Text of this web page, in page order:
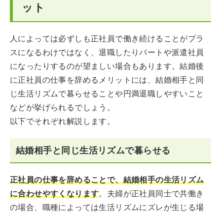
ット
人によっては必ずしも正社員で働き続けることがプラ
スになるわけではなく、退職したりパートや派遣社員
になったりするのが望ましい場合もあります。結婚後
に正社員の仕事を辞めるメリットには、結婚相手と同
じ生活リズムで暮らせることや円満退職しやすいこと
などが挙げられるでしょう。
以下でそれぞれ解説します。
結婚相手と同じ生活リズムで暮らせる
正社員の仕事を辞めることで、結婚相手の生活リズム
に合わせやすくなります。夫婦が正社員同士で共働き
の場合、職種によっては生活リズムにズレが生じる場